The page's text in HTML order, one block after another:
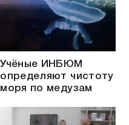
Учёные ИНБЮМ
определяют чистоту
моря по медузам